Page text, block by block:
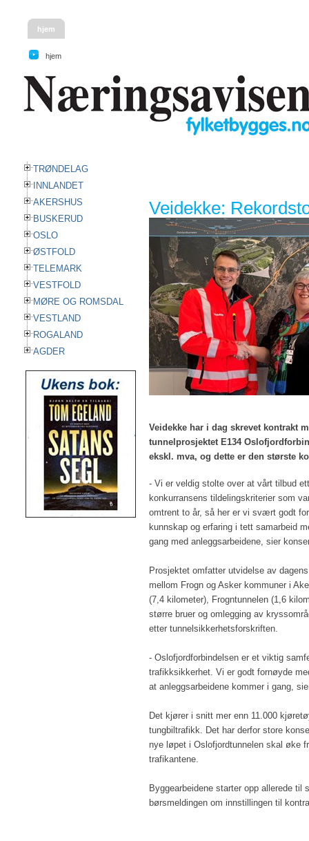
hjem
hjem
TRØNDELAG
INNLANDET
AKERSHUS
BUSKERUD
OSLO
ØSTFOLD
TELEMARK
VESTFOLD
MØRE OG ROMSDAL
VESTLAND
ROGALAND
AGDER
Veidekke:
Veidekke har i dag skrevet kontrakt
tunnelprosjektet E134
ekskl. mva, og dette er den største
- Vi er veldig stolte over at vårt tilbud
konkurransens tildelingskriterier som
omtrent to år, så her er vi svært godt
kunnskap og erfaring i tett samarbeid
gang med anleggsarbeidene, sier
Prosjektet omfatter utvidelse av
mellom Frogn og Asker kommuner i
(7,4 kilometer), Frogntunnelen (1,6
større bruer og omlegging av
etter tunnelsikkerhetsforskriften.
- Oslofjordforbindelsen er et viktig
trafikksikkerhet. Vi er godt fornøyde
at anleggsarbeidene kommer i gang,
Det kjører i snitt mer enn 11.000
tungbiltrafikk. Det har derfor store
nye løpet i Oslofjordtunnelen skal øke
trafikantene.
Byggearbeidene starter opp allerede
børsmeldingen om innstillingen til